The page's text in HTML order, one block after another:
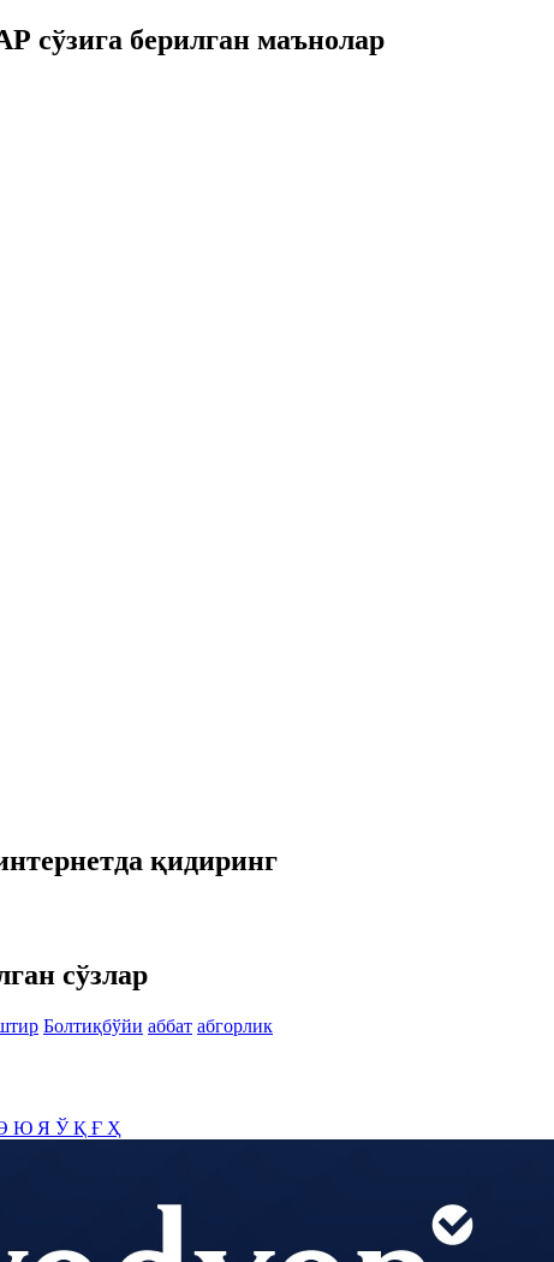
сўзига берилган маънолар
қидиринг
сўзлар
Болтиқбўйи аббат абгорлик
Ю Я ЎҚ Ғ Ҳ